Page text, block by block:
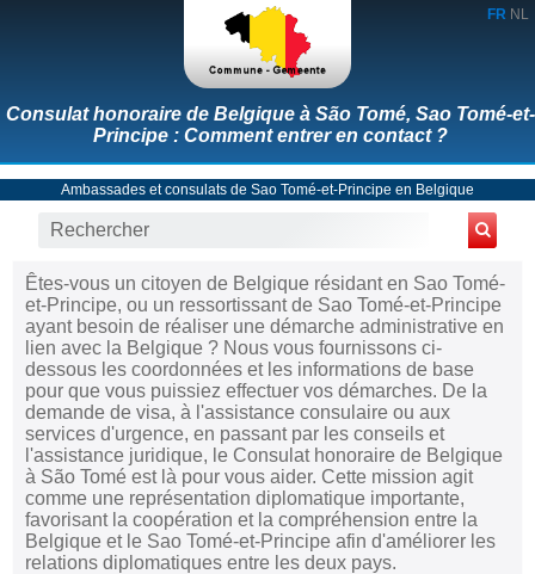
FR NL
Consulat honoraire de Belgique à São Tomé, Sao Tomé-et-
Principe : Comment entrer en contact ?
Ambassades et consulats de Sao Tomé-et-Principe en Belgique
Êtes-vous un citoyen de Belgique résidant en Sao Tomé-
et-Principe, ou un ressortissant de Sao Tomé-et-Principe
ayant besoin de réaliser une démarche administrative en
lien avec la Belgique ? Nous vous fournissons ci-
dessous les coordonnées et les informations de base
pour que vous puissiez effectuer vos démarches. De la
demande de visa, à l'assistance consulaire ou aux
services d'urgence, en passant par les conseils et
l'assistance juridique, le Consulat honoraire de Belgique
à São Tomé est là pour vous aider. Cette mission agit
comme une représentation diplomatique importante,
favorisant la coopération et la compréhension entre la
Belgique et le Sao Tomé-et-Principe afin d'améliorer les
relations diplomatiques entre les deux pays.